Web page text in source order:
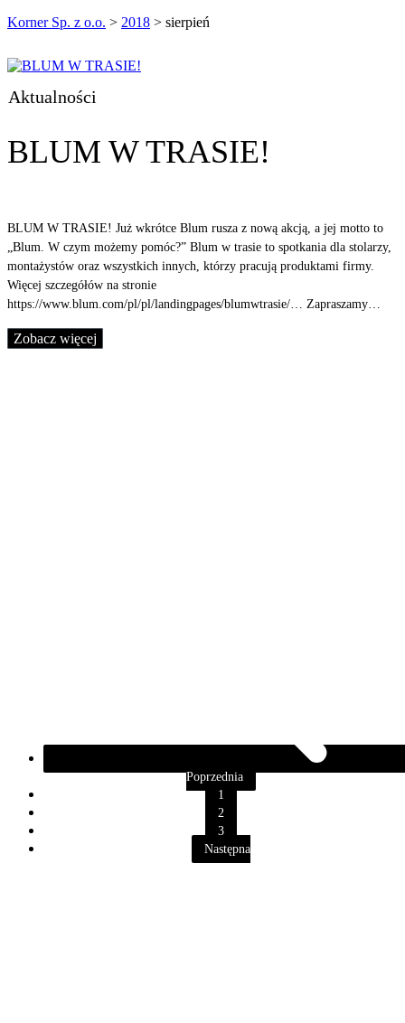
Korner Sp. z o.o. > 2018 > sierpień
Aktualności
BLUM W TRASIE!
BLUM W TRASIE! Już wkrótce Blum rusza z nową akcją, a jej motto to
„Blum. W czym możemy pomóc?” Blum w trasie to spotkania dla stolarzy,
montażystów oraz wszystkich innych, którzy pracują produktami firmy.
Więcej szczegółów na stronie
https://www.blum.com/pl/pl/landingpages/blumwtrasie/… Zapraszamy…
Zobacz więcej
Poprzednia
1
2
3
Następna